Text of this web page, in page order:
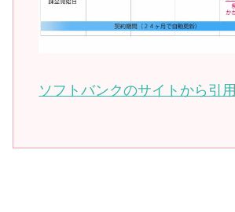
ソフトバンクのサイトから引用